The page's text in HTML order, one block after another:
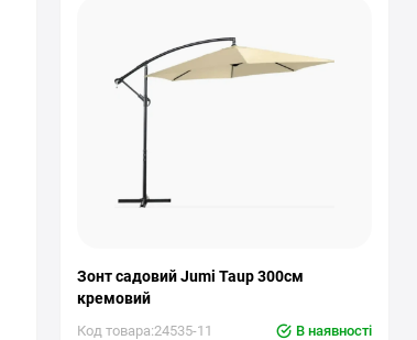
Зонт садовий Jumi Taup 300см
кремовий
Код товара:24535-11 В наявності